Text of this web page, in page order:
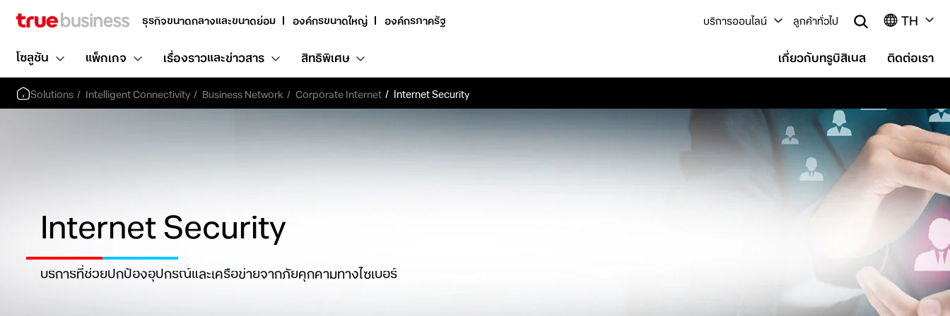
ธุรกิจขนาดกลางและขนาดย่อม องค์กรขนาดใหญ่ องค์กรภาครัฐ บริการออนไลน์ ลูกค้าทั่วไป TH
โซลูชัน แพ็กเกจ เรื่องราวและข่าวสาร สิทธิพิเศษ เกี่ยวกับทรูบิสิเนส ติดต่อเรา
Solutions Intelligent Connectivity Business Network Corporate Internet Internet Security
Internet Security
บริการที่ช่วยปกป้องอุปกรณ์และเครือข่ายจากภัยคุกคามทางไซเบอร์